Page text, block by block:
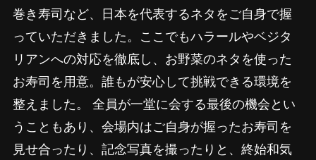
巻き寿司など、日本を代表するネタをご自身で握
っていただきました。ここでもハラールやベジタ
リアンへの対応を徹底し、お野菜のネタを使った
お寿司を用意。誰もが安心して挑戦できる環境を
整えました。 全員が一堂に会する最後の機会とい
うこともあり、会場内はご自身が握ったお寿司を
見せ合ったり、記念写真を撮ったりと、終始和気